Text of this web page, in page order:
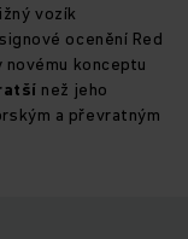
vozík
ocenění Red
konceptu
než jeho
a převratným